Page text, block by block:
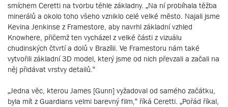
smíchem Ceretti na tvorbu téhle základny. „Na ní probíhala těžba
minerálů a okolo toho všeho vzniklo celé velké město. Najali jsme
Kevina Jenkinse z Framestore, aby navrhl základní vzhled
Knowhere, přičemž ten vycházel z velké části z vizuálu
chudinských čtvrtí a dolů v Brazílii. Ve Framestoru nám také
vytvořili základní 3D model, který jsme od nich převzali a začali na
něj přidávat vrstvy detailů.“
„Jedna věc, kterou James [Gunn] vyžadoval od samého začátku,
byla mít z Guardians velmi barevný film,“ říká Ceretti. „Pořád říkal,